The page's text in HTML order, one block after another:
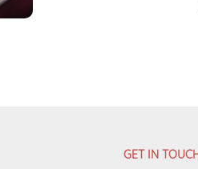
GET IN TOUCH